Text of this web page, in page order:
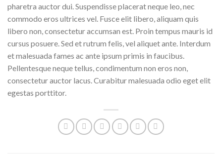
pharetra auctor dui. Suspendisse placerat neque leo, nec
commodo eros ultrices vel. Fusce elit libero, aliquam quis
libero non, consectetur accumsan est. Proin tempus mauris id
cursus posuere. Sed et rutrum felis, vel aliquet ante. Interdum
et malesuada fames ac ante ipsum primis in faucibus.
Pellentesque neque tellus, condimentum non eros non,
consectetur auctor lacus. Curabitur malesuada odio eget elit
egestas porttitor.